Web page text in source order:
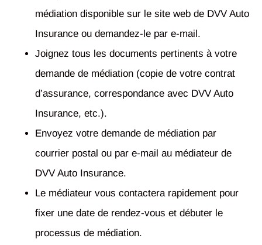
médiation disponible sur le site web de DVV Auto
Insurance ou demandez-le par e-mail.
Joignez tous les documents pertinents à votre
demande de médiation (copie de votre contrat
d’assurance, correspondance avec DVV Auto
Insurance, etc.).
Envoyez votre demande de médiation par
courrier postal ou par e-mail au médiateur de
DVV Auto Insurance.
Le médiateur vous contactera rapidement pour
fixer une date de rendez-vous et débuter le
processus de médiation.